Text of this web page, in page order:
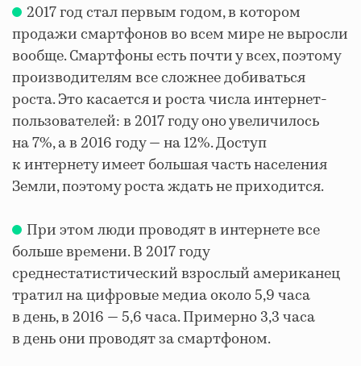
2017 год стал первым годом, в котором
продажи смартфонов во всем мире не выросли
вообще. Смартфоны есть почти у всех, поэтому
производителям все сложнее добиваться
роста. Это касается и роста числа интернет-
пользователей: в 2017 году оно увеличилось
на 7%, а в 2016 году — на 12%. Доступ
к интернету имеет большая часть населения
Земли, поэтому роста ждать не приходится.
При этом люди проводят в интернете все
больше времени. В 2017 году
среднестатистический взрослый американец
тратил на цифровые медиа около 5,9 часа
в день, в 2016 — 5,6 часа. Примерно 3,3 часа
в день они проводят за смартфоном.